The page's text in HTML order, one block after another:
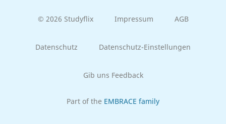
© 2026 Studyflix Impressum AGB
Datenschutz Datenschutz-Einstellungen
Gib uns Feedback
Part of the EMBRACE family